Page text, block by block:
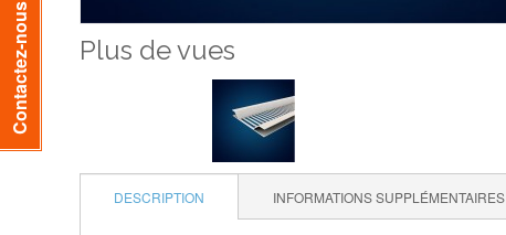
Plus de vues
DESCRIPTION INFORMATIONS SUPPLÉMENTAIRES
Contactez-nous